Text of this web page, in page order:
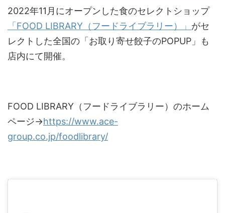
2022年11月にオープンした食のセレクトショップ
「FOOD LIBRARY（フードライブラリー）」 がセ
レクトした全国の「お取り寄せ餃子のPOPUP」も
店内にて開催。
FOOD LIBRARY（フードライブラリー）のホーム
ページ→https://www.ace-
group.co.jp/foodlibrary/